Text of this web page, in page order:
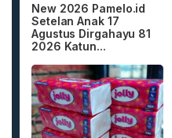
New 2026 Pamelo.id
Setelan Anak 17
Agustus Dirgahayu 81
2026 Katun...